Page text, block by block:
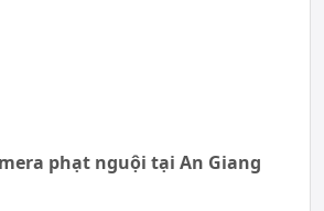
phạt nguội tại An Giang